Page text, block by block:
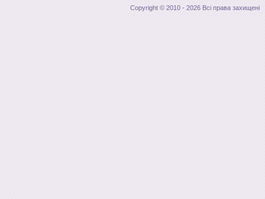
Copyright © 2010 - 2026 Всі права захищені